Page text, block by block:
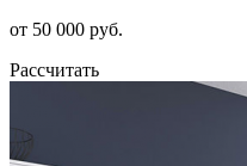
от 50 000 руб.
Рассчитать